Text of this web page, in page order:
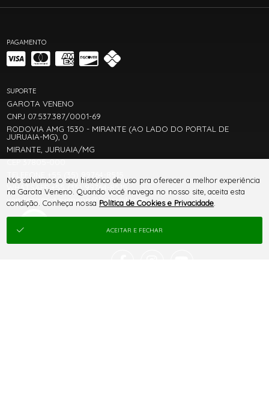
PAGAMENTO
SUPORTE
GAROTA VENENO
CNPJ 07.537.387/0001-69
RODOVIA AMG 1530 - MIRANTE (AO LADO DO PORTAL DE
JURUAIA-MG), 0
MIRANTE, JURUAIA/MG
CEP 37805-000
TELEFONE +55 (35) 99764-8515
WHATSAPP +55 (35) 99764-8515
vendasgarotaveneno@hotmail.com
Nós salvamos o seu histórico de uso pra oferecer a melhor experiência
na Garota Veneno. Quando você navega no nosso site, aceita esta
condição. Conheça nossa Política de Cookies e Privacidade
ACEITAR E FECHAR